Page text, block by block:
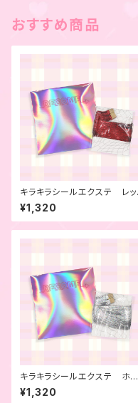
おすすめ商品
キラキラシールエクステ レッ
ド 4本セット
¥1,320
キラキラシールエクステ ホワ
イト 4本セット
¥1,320